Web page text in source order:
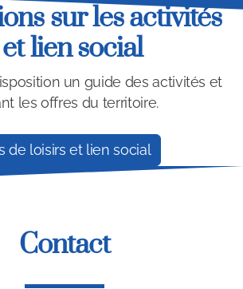
sur les activités
lien social
un guide des activités et
les offres du territoire.
de loisirs et lien social
Contact